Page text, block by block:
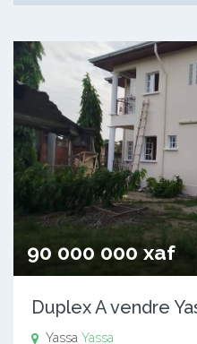
90 000 000 xaf
Duplex A vendre
Yassa Yassa